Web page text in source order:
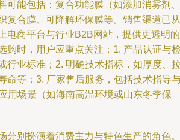
可能包括：复合功能膜（如添加消雾剂、
复合膜、可降解环保膜等。销售渠道已从
电商平台与行业B2B网站，提供更透明的
购时，用户应重点关注：1. 产品认证与
行业标准；2. 明确技术指标，如厚度、
命等；3. 厂家售后服务，包括技术指导
用场景（如海南高温环境或山东冬季保
分别扮演着消费主力与特色生产的角色。